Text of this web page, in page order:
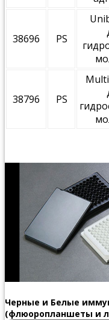
38696 PS
38796 PS
Черные и Белые
(флюоропланшеты и